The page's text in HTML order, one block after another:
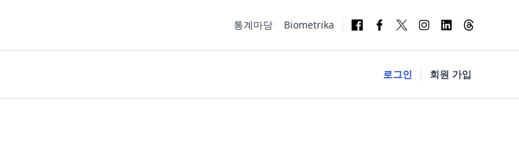
통계마당 Biometrika
로그인 회원 가입